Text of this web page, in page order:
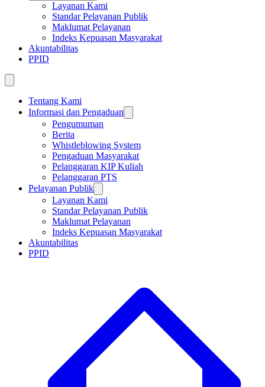
Layanan Kami
Standar Pelayanan Publik
Maklumat Pelayanan
Indeks Kepuasan Masyarakat
Akuntabilitas
PPID
Tentang Kami
Informasi dan Pengaduan
Pengumuman
Berita
Whistleblowing System
Pengaduan Masyarakat
Pelanggaran KIP Kuliah
Pelanggaran PTS
Pelayanan Publik
Layanan Kami
Standar Pelayanan Publik
Maklumat Pelayanan
Indeks Kepuasan Masyarakat
Akuntabilitas
PPID